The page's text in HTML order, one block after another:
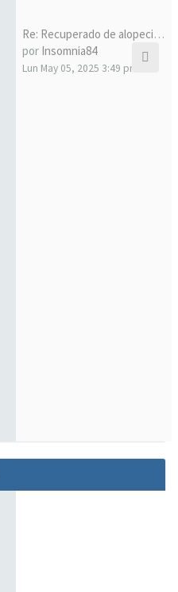
Re: Recuperado de alopecia un…
por Insomnia84
Lun May 05, 2025 3:49 pm